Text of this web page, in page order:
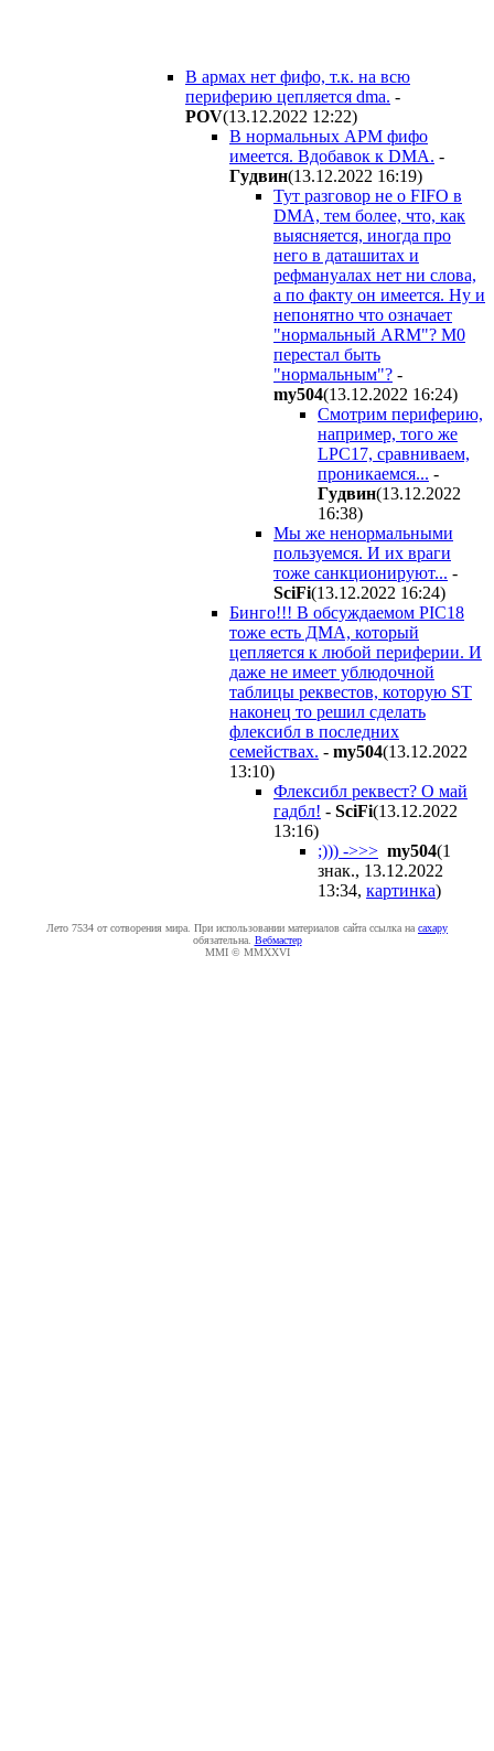
В армах нет фифо, т.к. на всю
периферию цепляется dma. -
POV(13.12.2022 12:22)
В нормальных АРМ фифо
имеется. Вдобавок к DMA. -
Гyдвин(13.12.2022 16:19)
Тут разговор не о FIFO в
DMA, тем более, что, как
выясняется, иногда про
него в даташитах и
рефмануалах нет ни слова,
а по факту он имеется. Ну и
непонятно что означает
"нормальный ARM"? M0
перестал быть
"нормальным"? -
my504(13.12.2022 16:24)
Смотрим периферию,
например, того же
LPC17, сравниваем,
проникаемся... -
Гyдвин(13.12.2022
16:38)
Мы же ненормальными
пользуемся. И их враги
тоже санкционируют... -
SciFi(13.12.2022 16:24)
Бинго!!! В обсуждаемом PIC18
тоже есть ДМА, который
цепляется к любой периферии. И
даже не имеет ублюдочной
таблицы реквестов, которую ST
наконец то решил сделать
флексибл в последних
семействах. - my504(13.12.2022
13:10)
Флексибл реквест? О май
гадбл! - SciFi(13.12.2022
13:16)
;))) ->>> my504(1
знак., 13.12.2022
13:34, картинка)
Лето 7534 от сотворения мира. При использовании материалов сайта ссылка на caxapу
обязательна. Вебмастер
MMI © MMXXVI